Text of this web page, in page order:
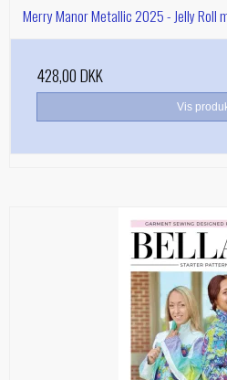
Merry Manor Metallic 2025 - Jelly
428,00 DKK
Vis